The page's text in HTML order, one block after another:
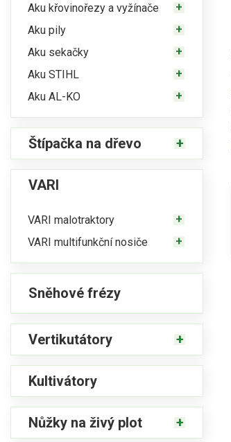
Aku křovinořezy a vyžínače
Aku pily
Aku sekačky
Aku STIHL
Aku AL-KO
Štípačka na dřevo
VARI
VARI malotraktory
VARI multifunkční nosiče
Sněhové frézy
Vertikutátory
Kultivátory
Nůžky na živý plot